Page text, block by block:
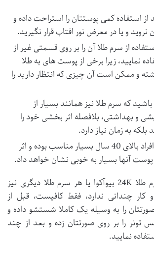
استفاده کمی پوستتان را استراحت داده و
نروید و یا در معرض نور افتاب قرار نگیرید.
از سرم طلا آن را بر روی قسمتی غیر از
نمایید، زیرا برخی از پوست های به طلا
و ممکن است آن چیزی که انتظار دارید را
که سرم طلا نیز همانند بسیار از
و بهداشتی، بلافصله اثر بخشی خود را
به زمان نیاز دارد.
این سرم برای افراد بالای 40 سال بسیار مناسب بوده و اثر
پوست آنها بسیار به خوبی نشان خواهد داد.
طرز استفاده از سرم طلا 24K بیوآکوا یا هر سرم طلا دیگری نیز
کار چندانی ندارد، فقط کافیست، قبل از
را به وسیله یک کاملا شستشو داده و
تونر را بر روی صورتتان زده و بعد از چند
نمایید.